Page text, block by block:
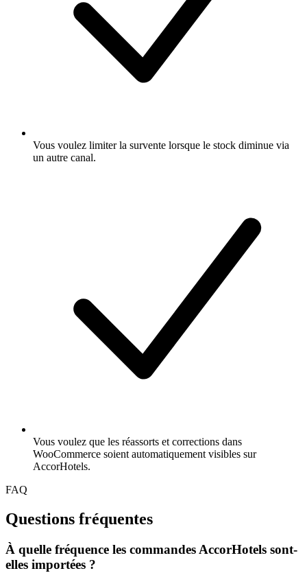
Vous voulez limiter la survente lorsque le stock diminue via
un autre canal.
Vous voulez que les réassorts et corrections dans
WooCommerce soient automatiquement visibles sur
AccorHotels.
FAQ
Questions fréquentes
À quelle fréquence les commandes AccorHotels sont-
elles importées ?